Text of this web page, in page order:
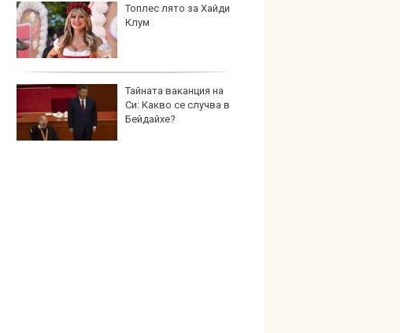
Топлес лято за Хайди
Клум
Тайната ваканция на
Си: Какво се случва в
Бейдайхе?